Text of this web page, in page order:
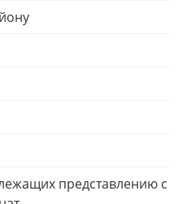
представлению с